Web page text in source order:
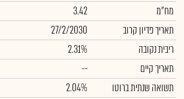
מח"מ
3.42
תאריך פדיון קרוב
27/2/2030
ריבית נקובה
2.31%
תאריך קיים
--
תשואה שנתית ברוטו
2.04%